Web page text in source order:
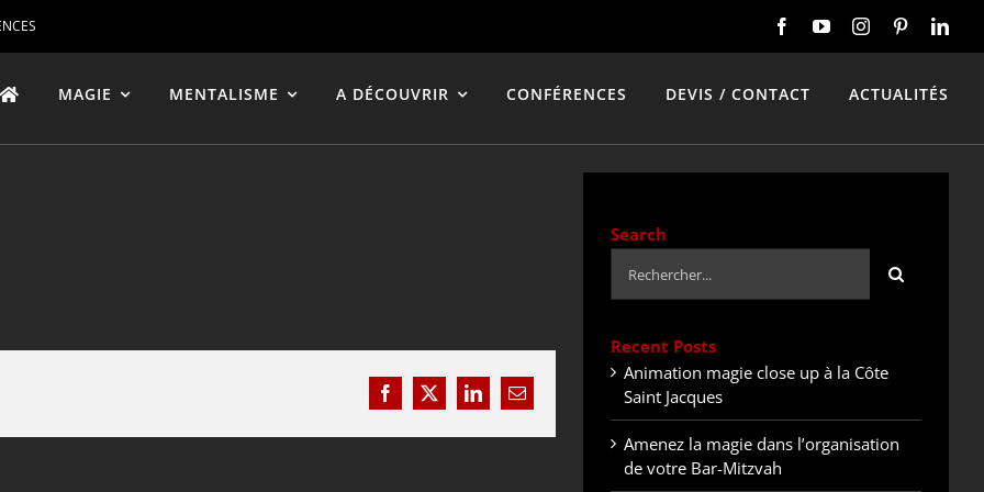
MAGIE MENTALISME A DÉCOUVRIR CONFÉRENCES DEVIS / CONTACT ACTUALITÉS
Facebook
X LinkedInEmail
Search
Recent Posts
Animation magie close up à la Côte
Saint Jacques
Amenez la magie dans l’organisation
de votre Bar-Mitzvah